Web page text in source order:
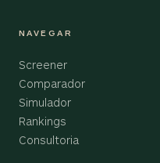
NAVEGAR
Screener
Comparador
Simulador
Rankings
Consultoria